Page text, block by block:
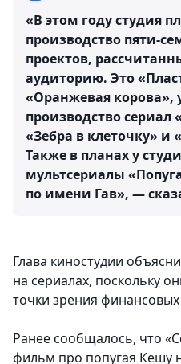
«В этом году студия
производство пяти-
проектов,
аудиторию. Это
«Оранжевая
производство сериал
«Зебра в клеточку» и
Также в планах у
мультсериалы
по имени Гав», —
Глава киностудии
на сериалах, поскольку
точки зрения финансовых
Ранее сообщалось, что
фильм про попугая Кешу